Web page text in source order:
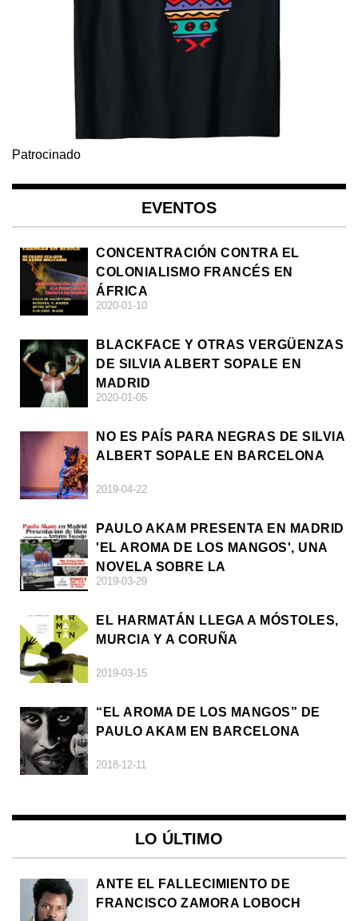
Patrocinado
EVENTOS
CONCENTRACIÓN CONTRA EL
COLONIALISMO FRANCÉS EN
ÁFRICA
2020-01-10
BLACKFACE Y OTRAS VERGÜENZAS
DE SILVIA ALBERT SOPALE EN
MADRID
2020-01-05
NO ES PAÍS PARA NEGRAS DE SILVIA
ALBERT SOPALE EN BARCELONA
2019-04-22
PAULO AKAM PRESENTA EN MADRID
'EL AROMA DE LOS MANGOS', UNA
NOVELA SOBRE LA
AFRODESCENDENCIA
2019-03-29
EL HARMATÁN LLEGA A MÓSTOLES,
MURCIA Y A CORUÑA
2019-03-15
“EL AROMA DE LOS MANGOS” DE
PAULO AKAM EN BARCELONA
2018-12-11
LO ÚLTIMO
ANTE EL FALLECIMIENTO DE
FRANCISCO ZAMORA LOBOCH